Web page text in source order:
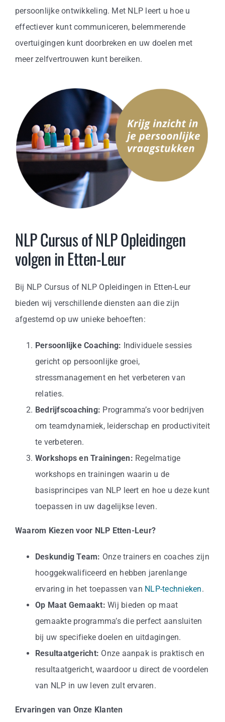
persoonlijke ontwikkeling. Met NLP leert u hoe u
effectiever kunt communiceren, belemmerende
overtuigingen kunt doorbreken en uw doelen met
meer zelfvertrouwen kunt bereiken.
NLP Cursus of NLP Opleidingen
volgen in Etten-Leur
Bij NLP Cursus of NLP Opleidingen in Etten-Leur
bieden wij verschillende diensten aan die zijn
afgestemd op uw unieke behoeften:
Persoonlijke Coaching: Individuele sessies
gericht op persoonlijke groei,
stressmanagement en het verbeteren van
relaties.
Bedrijfscoaching: Programma’s voor bedrijven
om teamdynamiek, leiderschap en productiviteit
te verbeteren.
Workshops en Trainingen: Regelmatige
workshops en trainingen waarin u de
basisprincipes van NLP leert en hoe u deze kunt
toepassen in uw dagelijkse leven.
Waarom Kiezen voor NLP Etten-Leur?
Deskundig Team: Onze trainers en coaches zijn
hooggekwalificeerd en hebben jarenlange
ervaring in het toepassen van NLP-technieken.
Op Maat Gemaakt: Wij bieden op maat
gemaakte programma’s die perfect aansluiten
bij uw specifieke doelen en uitdagingen.
Resultaatgericht: Onze aanpak is praktisch en
resultaatgericht, waardoor u direct de voordelen
van NLP in uw leven zult ervaren.
Ervaringen van Onze Klanten